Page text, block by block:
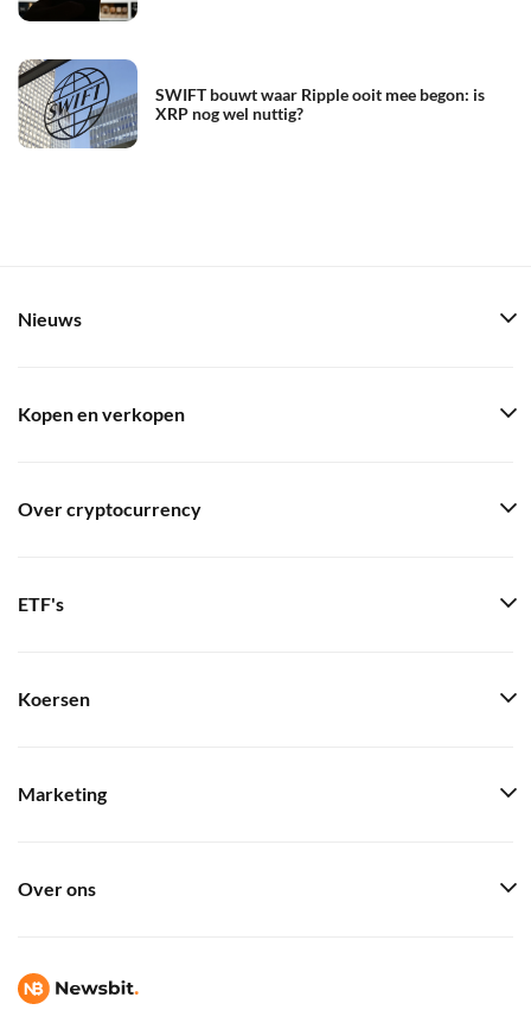
SWIFT bouwt waar Ripple ooit mee begon: is
XRP nog wel nuttig?
Nieuws
Kopen en verkopen
Over cryptocurrency
ETF's
Koersen
Marketing
Over ons